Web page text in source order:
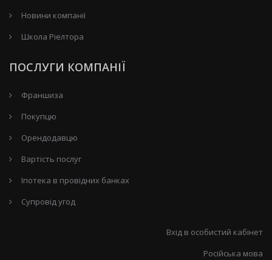
Новини компанії
Школа Ріелтора
ПОСЛУГИ КОМПАНІЇ
Франшиза
Покупцю
Орендодавцю
Вартість послуг
Іпотека в провідних банках
Супровід угод
Вхід в особистий кабінет
Російська мова